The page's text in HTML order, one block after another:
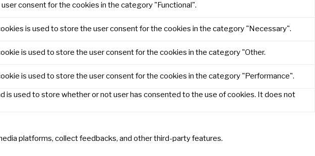
consent for the cookies in the category "Functional".
is used to store the user consent for the cookies in the category "Necessary".
is used to store the user consent for the cookies in the category "Other.
is used to store the user consent for the cookies in the category "Performance".
is used to store whether or not user has consented to the use of cookies. It does not
platforms, collect feedbacks, and other third-party features.